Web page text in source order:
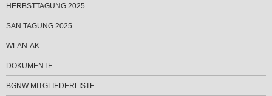
HERBSTTAGUNG 2025
SAN TAGUNG 2025
WLAN-AK
DOKUMENTE
BGNW MITGLIEDERLISTE